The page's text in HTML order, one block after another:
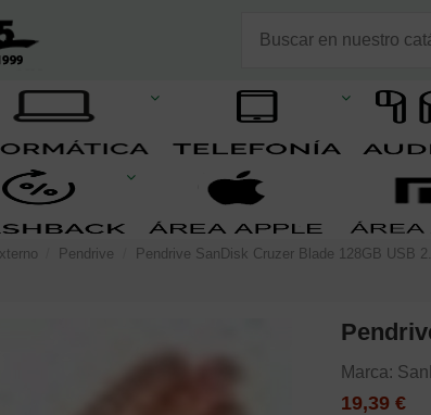
Pendrive Pendrive SanDisk Cruzer Blade 128GB USB
Marca:
19,39 €